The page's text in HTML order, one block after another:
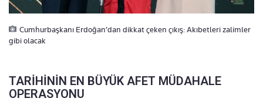
Cumhurbaşkanı Erdoğan’dan dikkat çeken çıkış: Akıbetleri zalimler
gibi olacak
TARİHİNİN EN BÜYÜK AFET MÜDAHALE
OPERASYONU